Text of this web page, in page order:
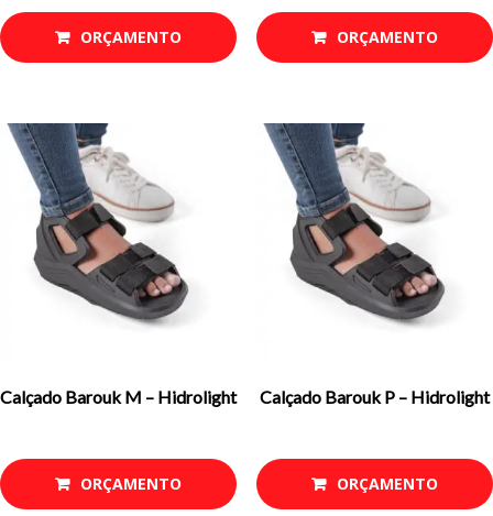
ORÇAMENTO ORÇAMENTO
Calçado Barouk M – Hidrolight
ORÇAMENTO
Calçado Barouk P – Hidrolight
ORÇAMENTO